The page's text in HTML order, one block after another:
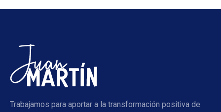
Trabajamos para aportar a la transformación positiva de